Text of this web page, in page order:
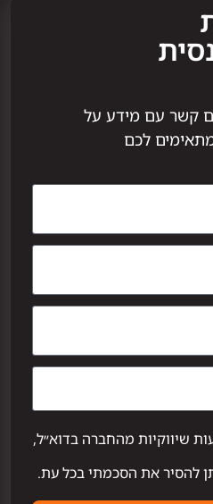
קשר עם מידע על
לכם
שיווקיות מהחברה בדוא״ל,